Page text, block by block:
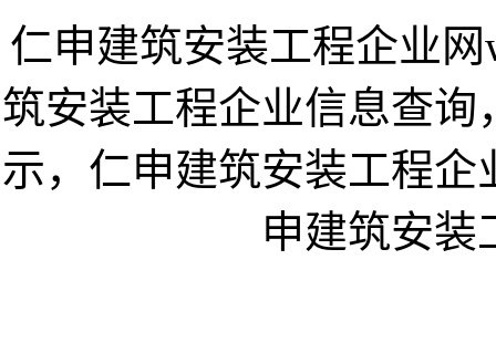
仁申建筑安装工程企业
筑安装工程企业信息查
示，仁申建筑安装工程
申建筑安装